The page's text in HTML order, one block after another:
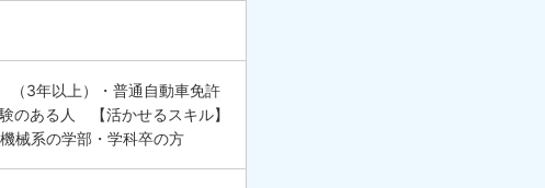
（3年以上）・普通自動車免許
のある人 【活かせるスキル】
械系の学部・学科卒の方